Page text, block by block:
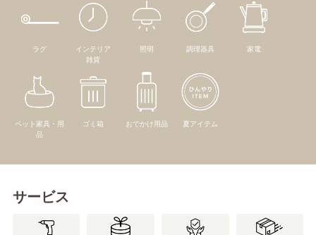
ラグ
インテリア
雑貨
照明 調理器具 家電
ペット家具・用
品
ゴミ箱 おでかけ用品 夏アイテム
サービス